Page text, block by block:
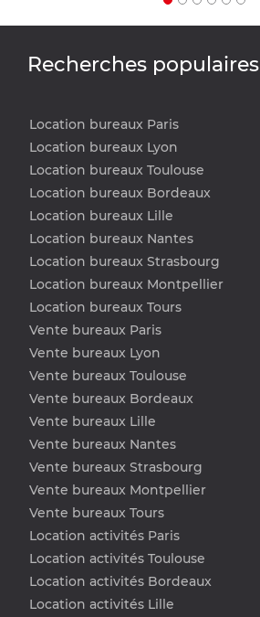
Recherches populaires
Location bureaux Paris
Location bureaux Lyon
Location bureaux Toulouse
Location bureaux Bordeaux
Location bureaux Lille
Location bureaux Nantes
Location bureaux Strasbourg
Location bureaux Montpellier
Location bureaux Tours
Vente bureaux Paris
Vente bureaux Lyon
Vente bureaux Toulouse
Vente bureaux Bordeaux
Vente bureaux Lille
Vente bureaux Nantes
Vente bureaux Strasbourg
Vente bureaux Montpellier
Vente bureaux Tours
Location activités Paris
Location activités Toulouse
Location activités Bordeaux
Location activités Lille